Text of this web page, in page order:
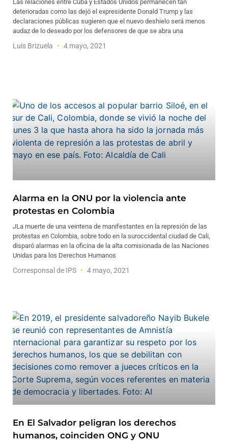
Las relaciones entre Cuba y Estados Unidos permanecen tan
deterioradas como las dejó el expresidente Donald Trump y las
declaraciones públicas sugieren que el nuevo deshielo será menos
audaz de lo deseado por los defensores de que se abra una
Luis Brizuela 4 mayo, 2021
Alarma en la ONU por la violencia ante
protestas en Colombia
JLa muerte de una veintena de manifestantes en la represión de las
protestas en Colombia, sobre todo en la suroccidental ciudad de Cali,
disparó alarmas en la oficina de la alta comisionada de las Naciones
Unidas para los Derechos Humanos
Corresponsal de IPS 4 mayo, 2021
En El Salvador peligran los derechos
humanos, coinciden ONG y ONU